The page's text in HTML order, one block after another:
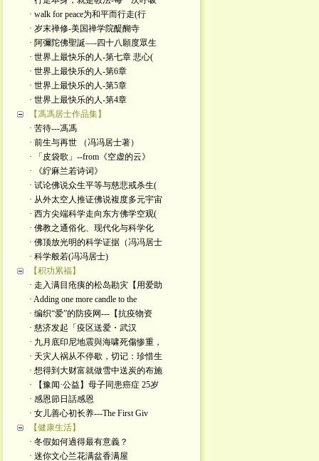
· walk for peace为和平而行走(行
· 岁末禅修-美国禅学院醍醐寺
· 阿彌陀佛聖誕—-四十八願度眾生
· 世界上最快乐的人-第七章 悲心(
· 世界上最快乐的人-第6章
· 世界上最快乐的人-第5章
· 世界上最快乐的人-第4章
【馮馮居士作品集】
· 苦待---馮馮
· 前生与再世 （冯冯居士著）
· 「皮袋歌」--from《空虚的云》
· 《紵麻兰若诗词》
· 试论佛说众生平等与慈悲戒杀生(
· 从外太空人推证佛说複度多元宇宙
· 西方尖端科学走向东方佛学空观(
· 佛教之通俗化、现代化与科学化
· 佛顶放光明的科学证据（冯冯居士
· 科学般若(冯冯居士)
【积功累福】
· 走入满目疮痍的松岛勘灾【用爱助
· Adding one more candle to the
· 编织“爱”的防疫网---【抗疫物资
· 慈济发起「疫区送爱・武汉
· 九月底印尼地震與海啸死傷惨重，
· 天灾人祸从不停歇，切记：珍惜生
· 想得到大财富就做雪中送炭的布施
· 【豫闻·公益】母子同患癌症 25岁
· 感恩節日話感恩
· 女儿善心初长养---The First Giv
【健康生活】
· 冬假如何過得最有意義？
· 迷你文心兰花满盆香满屋